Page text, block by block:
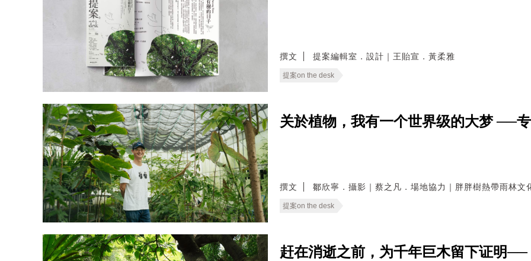
撰文 提案編輯室．設計｜王貽宣．黃柔雅
提案on the desk
关於植物，我有一个世界级的大梦 ──
撰文 鄒欣寧．攝影｜蔡之凡．場地協力｜胖胖樹熱帶雨林文
提案on the desk
赶在消逝之前，为千年巨木留下证明